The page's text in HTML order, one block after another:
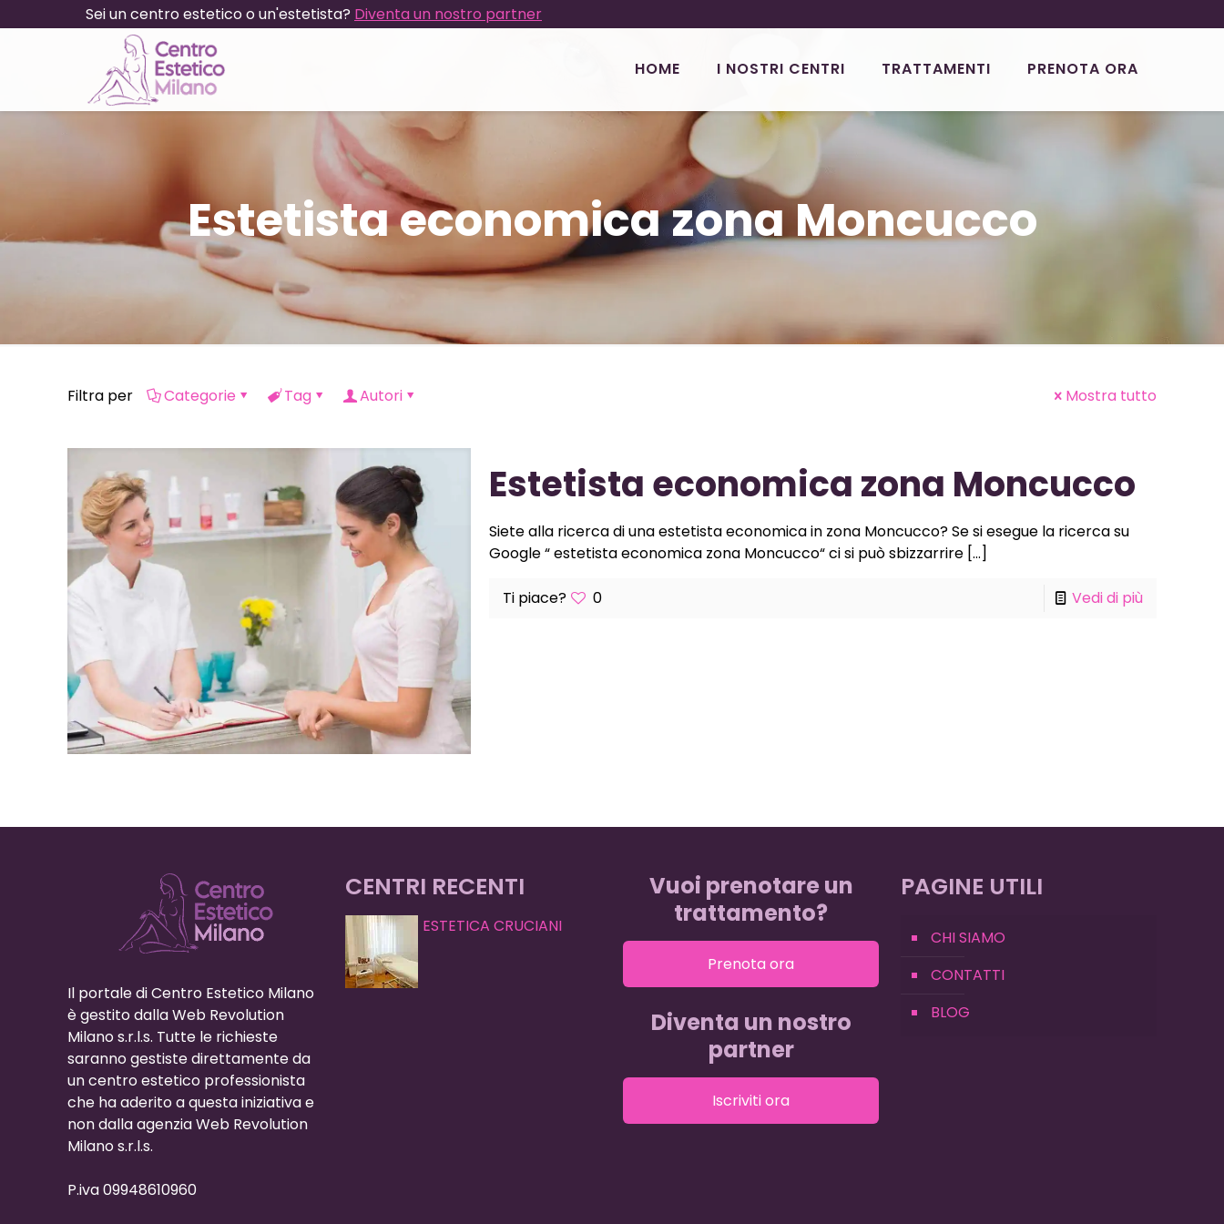
Sei un centro estetico o un'estetista? Diventa un nostro partner
HOME I NOSTRI CENTRI TRATTAMENTI PRENOTA ORA
Estetista economica zona Moncucco
Filtra per Categorie Tag Autori Mostra tutto
Estetista economica zona Moncucco
Siete alla ricerca di una estetista economica in zona Moncucco? Se si esegue la ricerca su
Google “ estetista economica zona Moncucco“ ci si può sbizzarrire[…]
Ti piace? 0 Vedi di più
Il portale di Centro Estetico Milano
è gestito dalla Web Revolution
Milano s.r.l.s. Tutte le richieste
saranno gestiste direttamente da
un centro estetico professionista
che ha aderito a questa iniziativa e
non dalla agenzia Web Revolution
Milano s.r.l.s.
P.iva 09948610960
CENTRI RECENTI
ESTETICA CRUCIANI
Vuoi prenotare un
trattamento?
Prenota ora
Diventa un nostro
partner
Iscriviti ora
PAGINE UTILI
CHI SIAMO
CONTATTI
BLOG